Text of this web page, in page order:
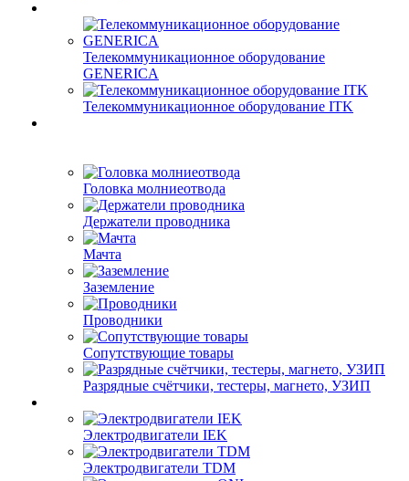
Телекоммуникационное оборудование
GENERICA
Телекоммуникационное оборудование ITK
Головка молниеотвода
Держатели проводника
Мачта
Заземление
Проводники
Сопутствующие товары
Разрядные счётчики, тестеры, магнето, УЗИП
Электродвигатели IEK
Электродвигатели TDM